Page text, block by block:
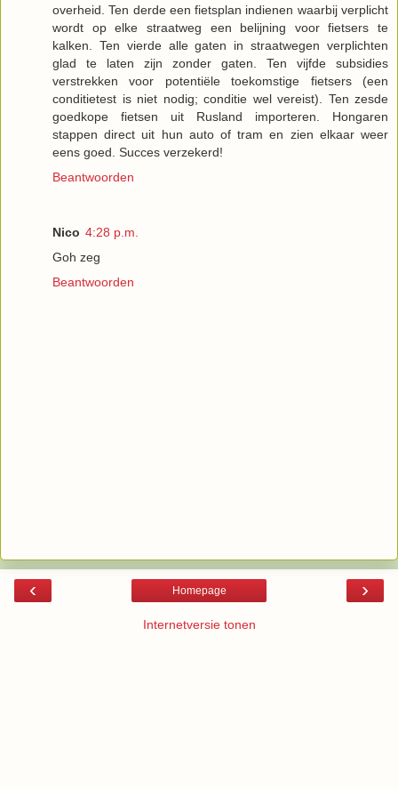
overheid. Ten derde een fietsplan indienen waarbij verplicht
wordt op elke straatweg een belijning voor fietsers te
kalken. Ten vierde alle gaten in straatwegen verplichten
glad te laten zijn zonder gaten. Ten vijfde subsidies
verstrekken voor potentiële toekomstige fietsers (een
conditietest is niet nodig; conditie wel vereist). Ten zesde
goedkope fietsen uit Rusland importeren. Hongaren
stappen direct uit hun auto of tram en zien elkaar weer
eens goed. Succes verzekerd!
Beantwoorden
Nico 4:28 p.m.
Goh zeg
Beantwoorden
‹ ›
Homepage
Internetversie tonen